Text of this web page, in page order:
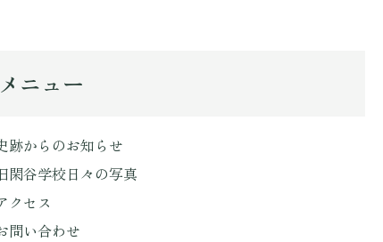
メニュー
跡からのお知らせ
閑谷学校日々の写真
クセス
問い合わせ